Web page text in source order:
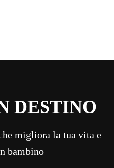
DESTINO
migliora la tua vita e
bambino